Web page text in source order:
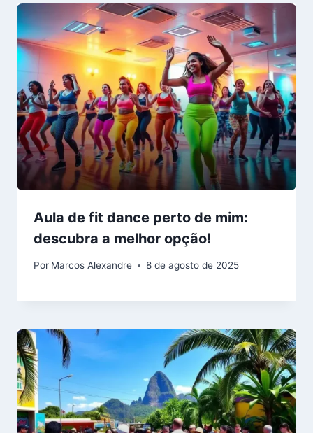
Aula de fit dance perto de mim:
descubra a melhor opção!
Por Marcos Alexandre 8 de agosto de 2025